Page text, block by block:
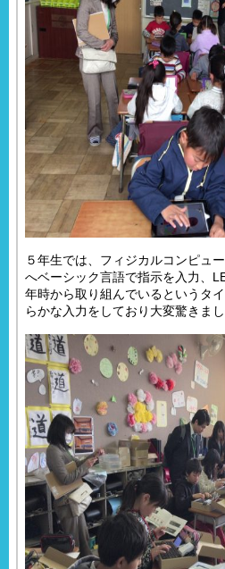
５年生では、フィジカルコンピュ
へベーシック言語で指示を入力、
年時から取り組んでいるというタ
らかな入力をしており大変驚きまし